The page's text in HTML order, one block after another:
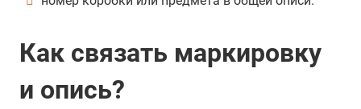
Как связать маркировку
и опись?